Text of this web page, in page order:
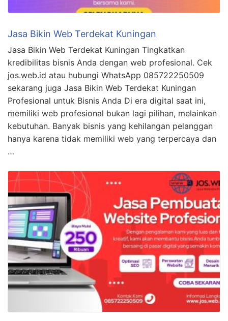
Jasa Bikin Web Terdekat Kuningan
Jasa Bikin Web Terdekat Kuningan Tingkatkan
kredibilitas bisnis Anda dengan web profesional. Cek
jos.web.id atau hubungi WhatsApp 085722250509
sekarang juga Jasa Bikin Web Terdekat Kuningan
Profesional untuk Bisnis Anda Di era digital saat ini,
memiliki web profesional bukan lagi pilihan, melainkan
kebutuhan. Banyak bisnis yang kehilangan pelanggan
hanya karena tidak memiliki web yang terpercaya dan
…